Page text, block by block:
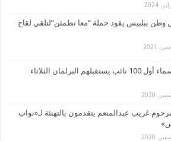
وطن ببلبيس يقود حملة “معا نطمئن”لتلقي لقاح
ننشر أسماء أول 100 نائب يستقبلهم البرلمان الثلاثاء
غريب عبدالمنعم يتقدمون بالتهنئة لـ«نواب